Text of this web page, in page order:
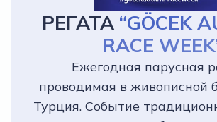
РЕГАТА “GÖCEK
RACE
Ежегодная парусная
проводимая в живописной
Турция. Событие